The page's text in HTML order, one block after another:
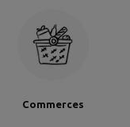
Commerces